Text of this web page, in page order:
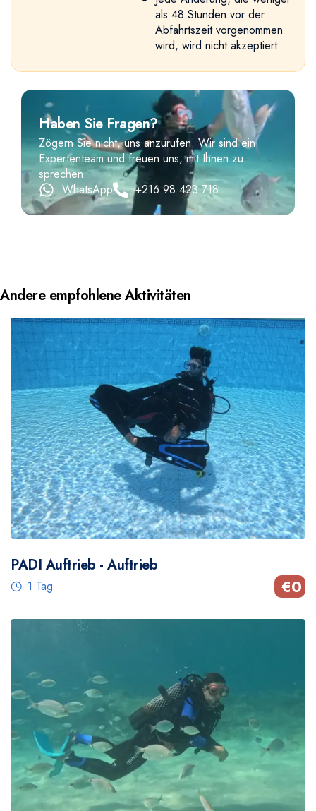
als 48 Stunden vor der
Abfahrtszeit vorgenommen
wird, wird nicht akzeptiert.
Haben Sie Fragen?
Zögern Sie nicht, uns anzurufen. Wir sind ein
Expertenteam und freuen uns, mit Ihnen zu
sprechen.
WhatsApp
+216 98 423 718
Andere empfohlene Aktivitäten
PADI Auftrieb - Auftrieb
1 Tag €0